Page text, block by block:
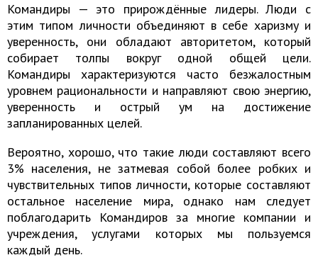
Командиры — это прирождённые лидеры. Люди с
этим типом личности объединяют в себе харизму и
уверенность, они обладают авторитетом, который
собирает толпы вокруг одной общей цели.
Командиры характеризуются часто безжалостным
уровнем рациональности и направляют свою энергию,
уверенность и острый ум на достижение
запланированных целей.
Вероятно, хорошо, что такие люди составляют всего
3% населения, не затмевая собой более робких и
чувствительных типов личности, которые составляют
остальное население мира, однако нам следует
поблагодарить Командиров за многие компании и
учреждения, услугами которых мы пользуемся
каждый день.